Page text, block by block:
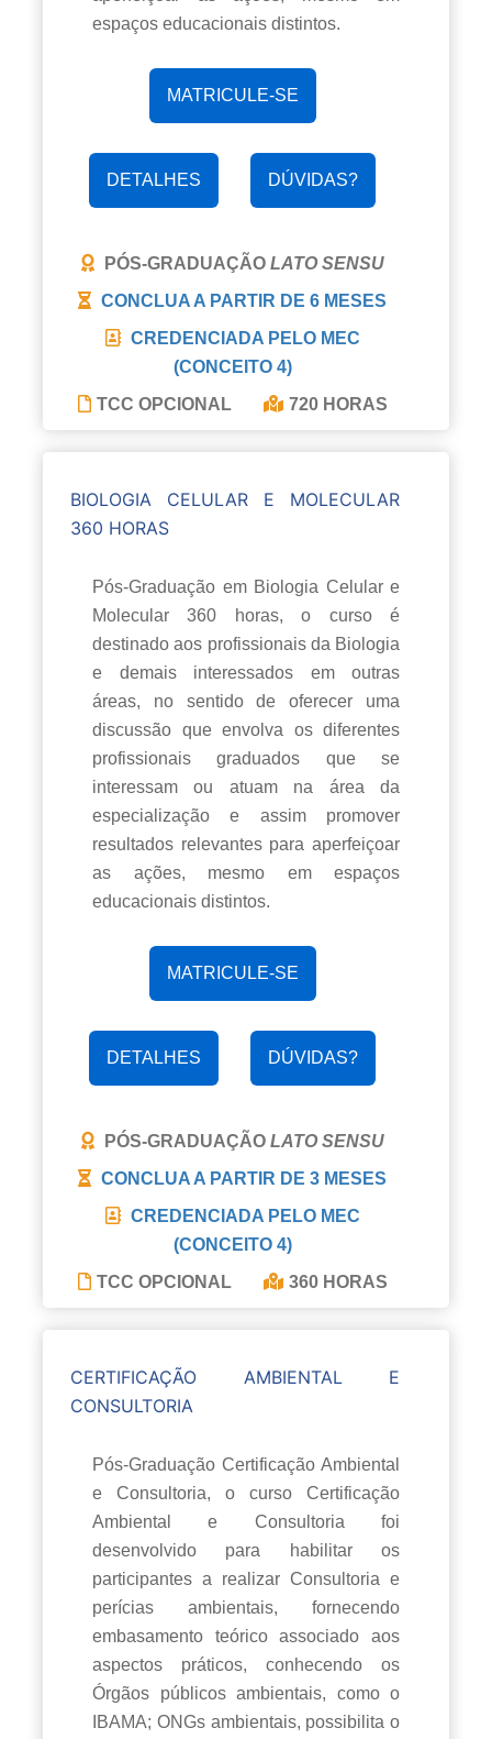
espaços educacionais distintos.
MATRICULE-SE
DETALHES DÚVIDAS?
PÓS-GRADUAÇÃO LATO SENSU
CONCLUA A PARTIR DE 6 MESES
CREDENCIADA PELO MEC
(CONCEITO 4)
TCC OPCIONAL
720 HORAS
BIOLOGIA CELULAR E MOLECULAR
360 HORAS
Pós-Graduação em Biologia Celular e
Molecular 360 horas, o curso é
destinado aos profissionais da Biologia
e demais interessados em outras
áreas, no sentido de oferecer uma
discussão que envolva os diferentes
profissionais graduados que se
interessam ou atuam na área da
especialização e assim promover
resultados relevantes para aperfeiçoar
as ações, mesmo em espaços
educacionais distintos.
MATRICULE-SE
DETALHES DÚVIDAS?
PÓS-GRADUAÇÃO LATO SENSU
CONCLUA A PARTIR DE 3 MESES
CREDENCIADA PELO MEC
(CONCEITO 4)
TCC OPCIONAL
360 HORAS
CERTIFICAÇÃO AMBIENTAL E
CONSULTORIA
Pós-Graduação Certificação Ambiental
e Consultoria, o curso Certificação
Ambiental e Consultoria foi
desenvolvido para habilitar os
participantes a realizar Consultoria e
perícias ambientais, fornecendo
embasamento teórico associado aos
aspectos práticos, conhecendo os
Órgãos públicos ambientais, como o
IBAMA; ONGs ambientais, possibilita o